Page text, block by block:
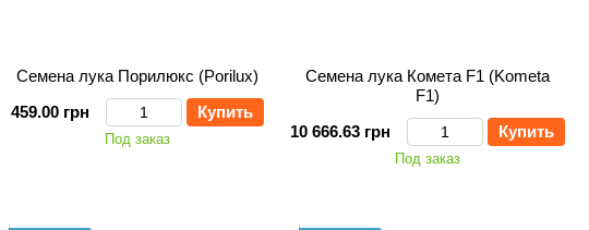
Семена лука Порилюкс (Porilux)
459.00 грн
Купить
Под заказ
Семена лука Комета F1 (Kometa
F1)
10 666.63 грн
Купить
Под заказ